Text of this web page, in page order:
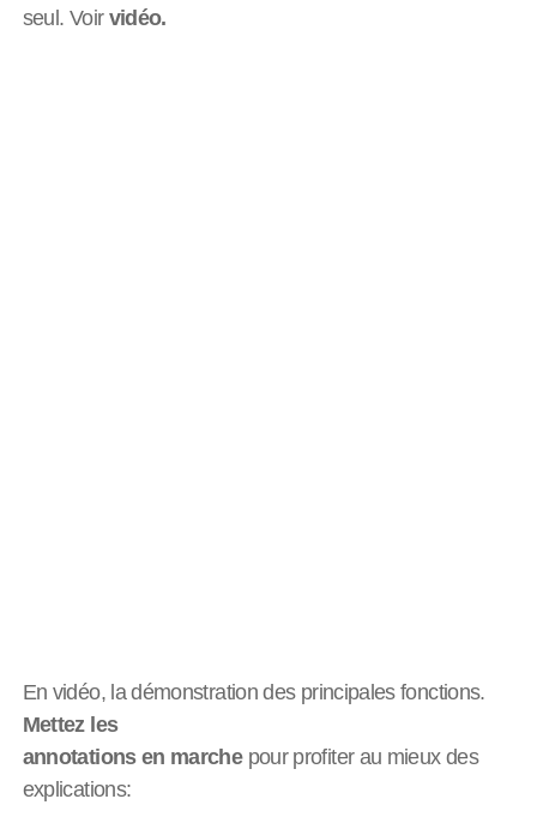
seul. Voir vidéo.
En vidéo, la démonstration des principales fonctions.
Mettez les
annotations en marchepour profiter au mieux des
explications: